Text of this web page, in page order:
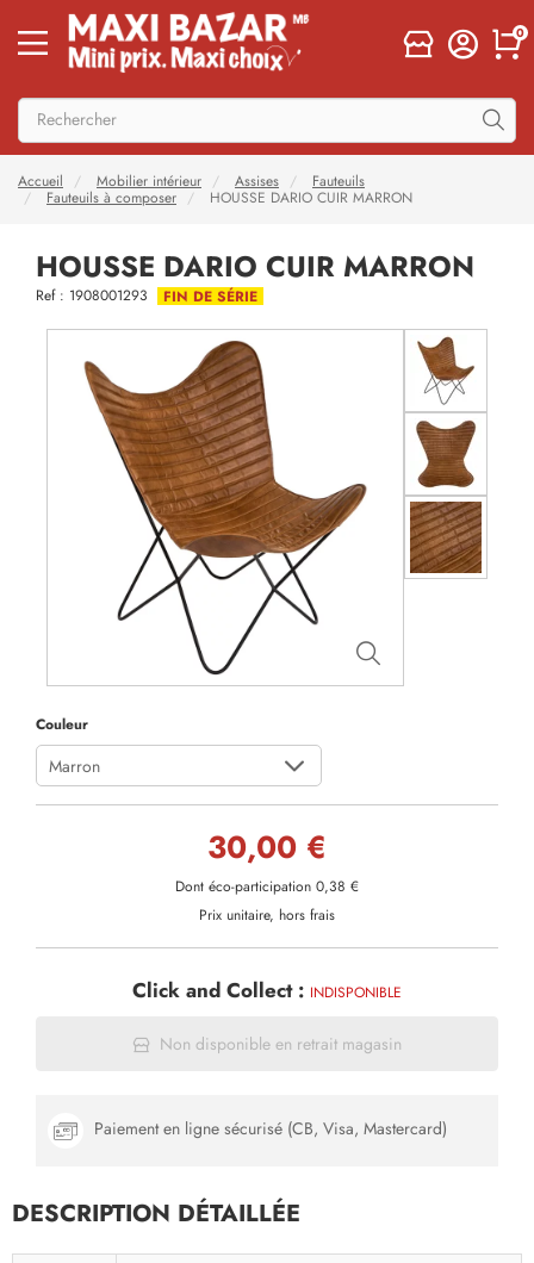
0
Accueil Mobilier intérieur Assises
Fauteuils
Fauteuils à composer
HOUSSE DARIO CUIR MARRON
HOUSSE DARIO CUIR MARRON
Ref : 1908001293 FIN DE SÉRIE
Couleur
Marron
30,00 €
Dont éco-participation 0,38 €
Prix unitaire, hors frais
Click and Collect : INDISPONIBLE
Non disponible en retrait magasin
Paiement en ligne sécurisé (CB, Visa, Mastercard)
DESCRIPTION DÉTAILLÉE